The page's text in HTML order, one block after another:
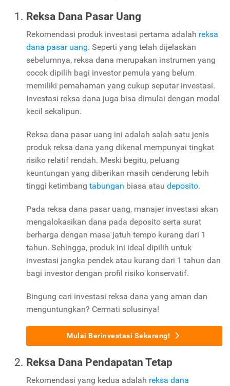
Reksa Dana Pasar Uang
Rekomendasi produk investasi pertama adalah reksa
dana pasar uang. Seperti yang telah dijelaskan
sebelumnya, reksa dana merupakan instrumen yang
cocok dipilih bagi investor pemula yang belum
memiliki pemahaman yang cukup seputar investasi.
Investasi reksa dana juga bisa dimulai dengan modal
kecil sekalipun.
Reksa dana pasar uang ini adalah salah satu jenis
produk reksa dana yang dikenal mempunyai tingkat
risiko relatif rendah. Meski begitu, peluang
keuntungan yang diberikan masih cenderung lebih
tinggi ketimbang tabungan biasa atau deposito.
Pada reksa dana pasar uang, manajer investasi akan
mengalokasikan dana pada deposito serta surat
berharga dengan masa jatuh tempo kurang dari 1
tahun. Sehingga, produk ini ideal dipilih untuk
investasi jangka pendek atau kurang dari 1 tahun dan
bagi investor dengan profil risiko konservatif.
Bingung cari investasi reksa dana yang aman dan
menguntungkan? Cermati solusinya!
Mulai Berinvestasi Sekarang!
Reksa Dana Pendapatan Tetap
Rekomendasi yang kedua adalah reksa dana